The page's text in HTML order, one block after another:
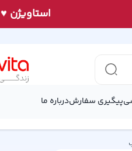
استاويژن ♥
پیگیری سفارشدرباره ما